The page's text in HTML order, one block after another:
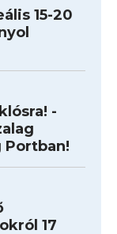
15-20
-
Portban!
17